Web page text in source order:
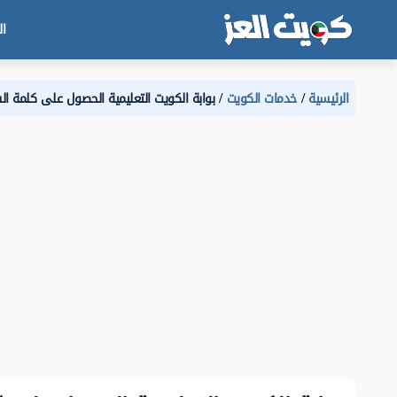
الرئيسية خدمات الكويت بوابة الكويت التعليمية الحصول على كلمة